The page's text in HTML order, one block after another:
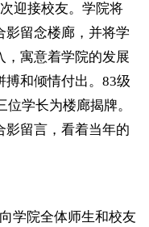
迎接校友。学院将
影留念楼廊，并将学
，寓意着学院的发展
和倾情付出。 83级
位学长为楼廊揭牌。
影留言，看着当年的
学院全体师生和校友